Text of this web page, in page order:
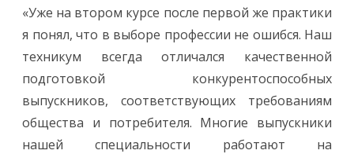
«Уже на втором курсе после первой же практики
я понял, что в выборе профессии не ошибся. Наш
техникум всегда отличался качественной
подготовкой конкурентоспособных
выпускников, соответствующих требованиям
общества и потребителя. Многие выпускники
нашей специальности работают на